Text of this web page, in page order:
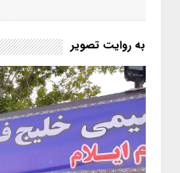
به روایت تصویر